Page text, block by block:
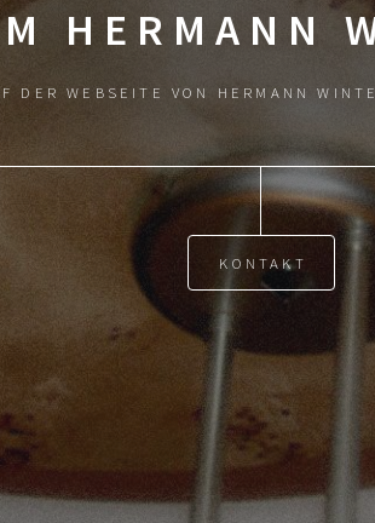
HERMANN
DER WEBSEITE VON HERMANN
KONTAKT